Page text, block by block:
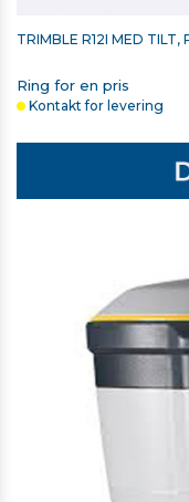
TRIMBLE
338,00 kr. ekskl.
På lager
TRIMBLE R12I MED
Ring for en pris
Kontakt for levering